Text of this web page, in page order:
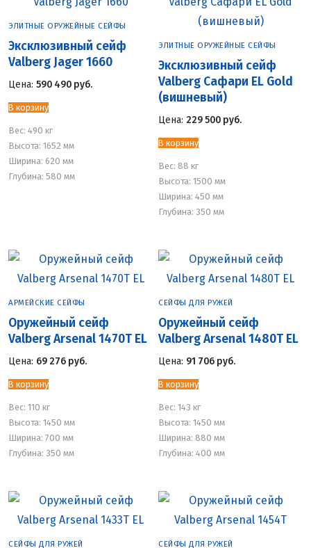
ЭЛИТНЫЕ ОРУЖЕЙНЫЕ СЕЙФЫ
Эксклюзивный сейф
Valberg Jager 1660
Цена: 590 490 руб.
В корзину
Вес: 490 кг
Высота: 1652 мм
Ширина: 620 мм
Глубина: 580 мм
ЭЛИТНЫЕ ОРУЖЕЙНЫЕ СЕЙФЫ
Эксклюзивный сейф
Valberg Сафари EL Gold
(вишневый)
Цена: 229 500 руб.
В корзину
Вес: 88 кг
Высота: 1500 мм
Ширина: 450 мм
Глубина: 350 мм
АРМЕЙСКИЕ СЕЙФЫ
Оружейный сейф
Valberg Arsenal 1470Т EL
Цена: 69 276 руб.
В корзину
Вес: 110 кг
Высота: 1450 мм
Ширина: 700 мм
Глубина: 350 мм
СЕЙФЫ ДЛЯ РУЖЕЙ
Оружейный сейф
Valberg Arsenal 1480Т EL
Цена: 91 706 руб.
В корзину
Вес: 143 кг
Высота: 1450 мм
Ширина: 880 мм
Глубина: 400 мм
СЕЙФЫ ДЛЯ РУЖЕЙ СЕЙФЫ ДЛЯ РУЖЕЙ